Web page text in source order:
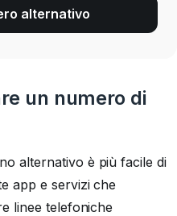
alternativo
un numero di
alternativo è più facile di
app e servizi che
linee telefoniche